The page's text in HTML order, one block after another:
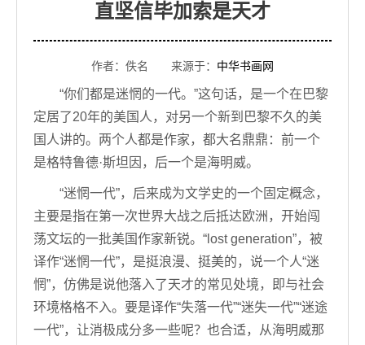
直坚信毕加索是天才
作者：佚名 来源于： 中华书画网
“你们都是迷惘的一代。”这句话，是一个在巴黎
定居了20年的美国人，对另一个新到巴黎不久的美
国人讲的。两个人都是作家，都大名鼎鼎：前一个
是格特鲁德·斯坦因，后一个是海明威。
“迷惘一代”，后来成为文学史的一个固定概念，
主要是指在第一次世界大战之后抵达欧洲，开始闯
荡文坛的一批美国作家新锐。“lost generation”，被
译作“迷惘一代”，是挺浪漫、挺美的，说一个人“迷
惘”，仿佛是说他落入了天才的常见处境，即与社会
环境格格不入。要是译作“失落一代”“迷失一代”“迷途
一代”，让消极成分多一些呢？也合适，从海明威那